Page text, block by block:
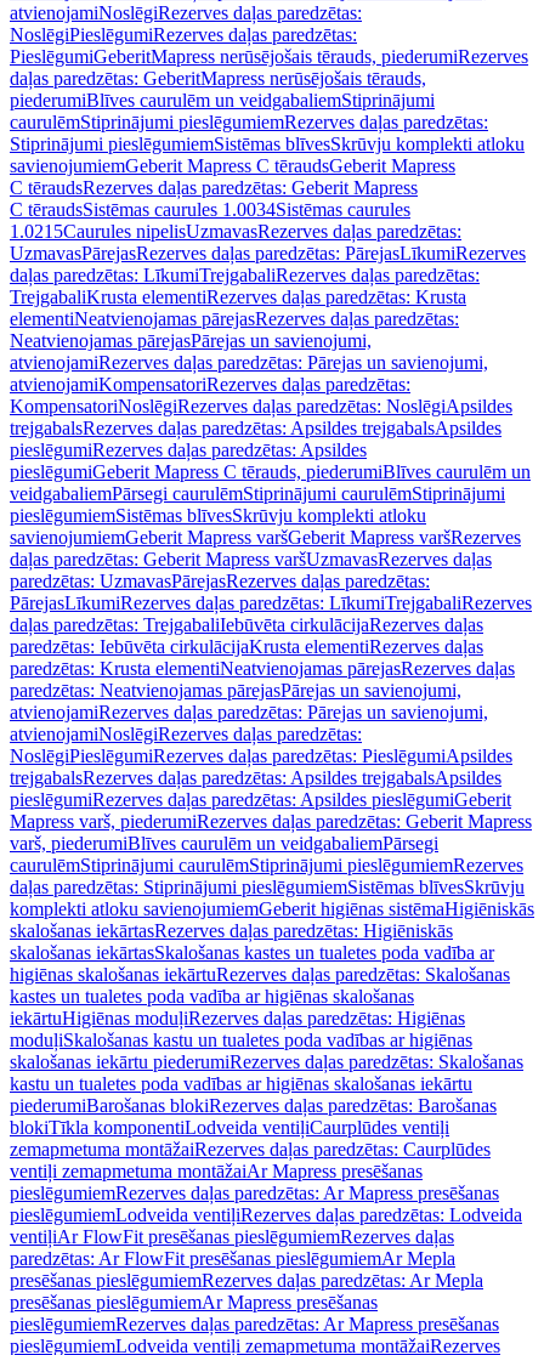
atvienojamiNoslēgiRezerves daļas paredzētas:
NoslēgiPieslēgumiRezerves daļas paredzētas:
PieslēgumiGeberitMapress nerūsējošais tērauds, piederumiRezerves
daļas paredzētas: GeberitMapress nerūsējošais tērauds,
piederumiBlīves caurulēm un veidgabaliemStiprinājumi
caurulēmStiprinājumi pieslēgumiemRezerves daļas paredzētas:
Stiprinājumi pieslēgumiemSistēmas blīvesSkrūvju komplekti atloku
savienojumiemGeberit Mapress C tēraudsGeberit Mapress
C tēraudsRezerves daļas paredzētas: Geberit Mapress
C tēraudsSistēmas caurules 1.0034Sistēmas caurules
1.0215Caurules nipelisUzmavasRezerves daļas paredzētas:
UzmavasPārejasRezerves daļas paredzētas: PārejasLīkumiRezerves
daļas paredzētas: LīkumiTrejgabaliRezerves daļas paredzētas:
TrejgabaliKrusta elementiRezerves daļas paredzētas: Krusta
elementiNeatvienojamas pārejasRezerves daļas paredzētas:
Neatvienojamas pārejasPārejas un savienojumi,
atvienojamiRezerves daļas paredzētas: Pārejas un savienojumi,
atvienojamiKompensatoriRezerves daļas paredzētas:
KompensatoriNoslēgiRezerves daļas paredzētas: NoslēgiApsildes
trejgabalsRezerves daļas paredzētas: Apsildes trejgabalsApsildes
pieslēgumiRezerves daļas paredzētas: Apsildes
pieslēgumiGeberit Mapress C tērauds, piederumiBlīves caurulēm un
veidgabaliemPārsegi caurulēmStiprinājumi caurulēmStiprinājumi
pieslēgumiemSistēmas blīvesSkrūvju komplekti atloku
savienojumiemGeberit Mapress varšGeberit Mapress varšRezerves
daļas paredzētas: Geberit Mapress varšUzmavasRezerves daļas
paredzētas: UzmavasPārejasRezerves daļas paredzētas:
PārejasLīkumiRezerves daļas paredzētas: LīkumiTrejgabaliRezerves
daļas paredzētas: TrejgabaliIebūvēta cirkulācijaRezerves daļas
paredzētas: Iebūvēta cirkulācijaKrusta elementiRezerves daļas
paredzētas: Krusta elementiNeatvienojamas pārejasRezerves daļas
paredzētas: Neatvienojamas pārejasPārejas un savienojumi,
atvienojamiRezerves daļas paredzētas: Pārejas un savienojumi,
atvienojamiNoslēgiRezerves daļas paredzētas:
NoslēgiPieslēgumiRezerves daļas paredzētas: PieslēgumiApsildes
trejgabalsRezerves daļas paredzētas: Apsildes trejgabalsApsildes
pieslēgumiRezerves daļas paredzētas: Apsildes pieslēgumiGeberit
Mapress varš, piederumiRezerves daļas paredzētas: Geberit Mapress
varš, piederumiBlīves caurulēm un veidgabaliemPārsegi
caurulēmStiprinājumi caurulēmStiprinājumi pieslēgumiemRezerves
daļas paredzētas: Stiprinājumi pieslēgumiemSistēmas blīvesSkrūvju
komplekti atloku savienojumiemGeberit higiēnas sistēmaHigiēniskās
skalošanas iekārtasRezerves daļas paredzētas: Higiēniskās
skalošanas iekārtasSkalošanas kastes un tualetes poda vadība ar
higiēnas skalošanas iekārtuRezerves daļas paredzētas: Skalošanas
kastes un tualetes poda vadība ar higiēnas skalošanas
iekārtuHigiēnas moduļiRezerves daļas paredzētas: Higiēnas
moduļiSkalošanas kastu un tualetes poda vadības ar higiēnas
skalošanas iekārtu piederumiRezerves daļas paredzētas: Skalošanas
kastu un tualetes poda vadības ar higiēnas skalošanas iekārtu
piederumiBarošanas blokiRezerves daļas paredzētas: Barošanas
blokiTīkla komponentiLodveida ventiļiCaurplūdes ventiļi
zemapmetuma montāžaiRezerves daļas paredzētas: Caurplūdes
ventiļi zemapmetuma montāžaiAr Mapress presēšanas
pieslēgumiemRezerves daļas paredzētas: Ar Mapress presēšanas
pieslēgumiemLodveida ventiļiRezerves daļas paredzētas: Lodveida
ventiļiAr FlowFit presēšanas pieslēgumiemRezerves daļas
paredzētas: Ar FlowFit presēšanas pieslēgumiemAr Mepla
presēšanas pieslēgumiemRezerves daļas paredzētas: Ar Mepla
presēšanas pieslēgumiemAr Mapress presēšanas
pieslēgumiemRezerves daļas paredzētas: Ar Mapress presēšanas
pieslēgumiemLodveida ventiļi zemapmetuma montāžaiRezerves